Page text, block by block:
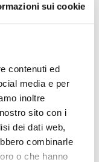
sui cookie
contenuti ed
media e per
inoltre
sito con i
dei dati web,
combinarle
o che hanno
con un